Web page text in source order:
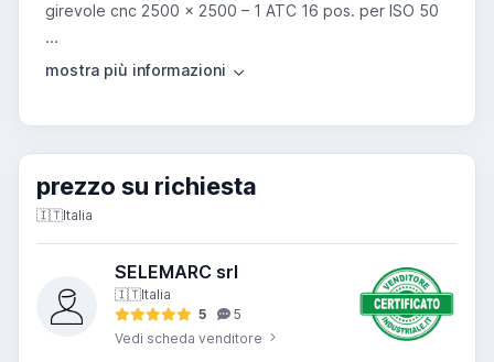
girevole cnc 2500 x 2500 – 1 ATC 16 pos. per ISO 50
...
prezzo su richiesta
🇮🇹Italia
SELEMARC srl
🇮🇹Italia
5
5
Vedi scheda venditore